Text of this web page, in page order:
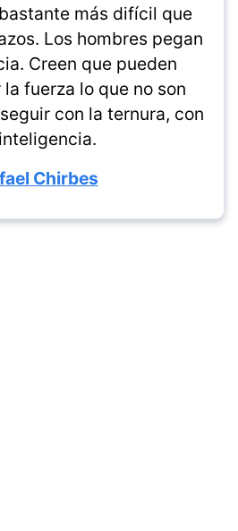
más difícil que
Los hombres pegan
Creen que pueden
fuerza lo que no son
con la ternura, con
Chirbes